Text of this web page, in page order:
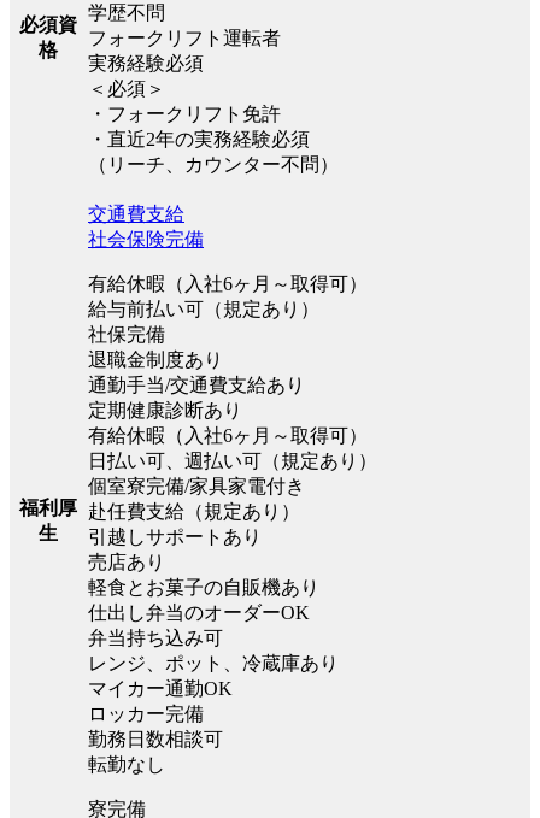
必須資
格
学歴不問
フォークリフト運転者
実務経験必須
＜必須＞
・フォークリフト免許
・直近2年の実務経験必須
（リーチ、カウンター不問）
福利厚
生
交通費支給
社会保険完備
有給休暇（入社6ヶ月～取得可）
給与前払い可（規定あり）
社保完備
退職金制度あり
通勤手当/交通費支給あり
定期健康診断あり
有給休暇（入社6ヶ月～取得可）
日払い可、週払い可（規定あり）
個室寮完備/家具家電付き
赴任費支給（規定あり）
引越しサポートあり
売店あり
軽食とお菓子の自販機あり
仕出し弁当のオーダーOK
弁当持ち込み可
レンジ、ポット、冷蔵庫あり
マイカー通勤OK
ロッカー完備
勤務日数相談可
転勤なし
寮完備